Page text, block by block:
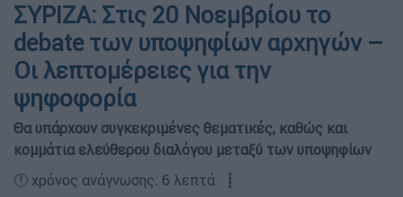
ΣΥΡΙΖΑ: Στις 20 Νοεμβρίου το
debate των υποψηφίων αρχηγών –
Οι λεπτομέρειες για την
ψηφοφορία
Θα υπάρχουν συγκεκριμένες θεματικές, καθώς και
κομμάτια ελεύθερου διαλόγου μεταξύ των υποψηφίων
🕛 χρόνος ανάγνωσης: 6 λεπτά ┋